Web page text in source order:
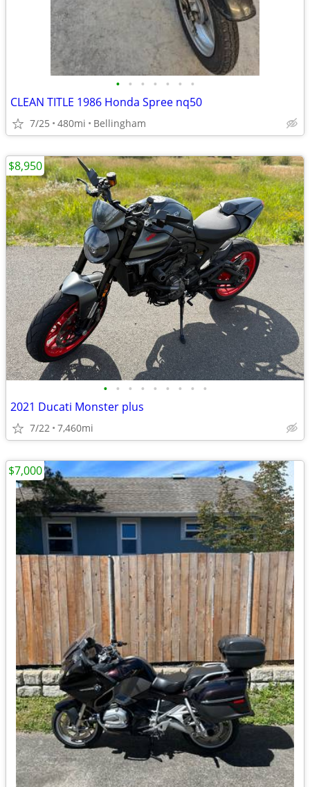
• • • • • • •
CLEAN TITLE 1986 Honda Spree nq50
7/25 480mi Bellingham
• • • • • • • • •
2021 Ducati Monster plus
7/22 7,460mi
$8,950
$7,000